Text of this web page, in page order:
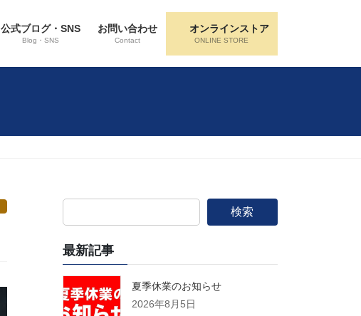
公式ブログ・SNS
Blog・SNS
お問い合わせ
Contact
オンラインストア
ONLINE STORE
検索
最新記事
夏季休業のお知らせ
2026年8月5日